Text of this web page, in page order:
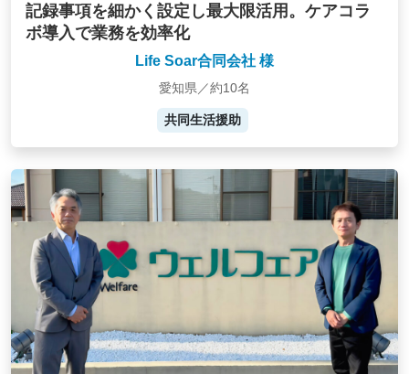
記録事項を細かく設定し最大限活用。ケアコラ
ボ導入で業務を効率化
Life Soar合同会社 様
愛知県／約10名
共同生活援助